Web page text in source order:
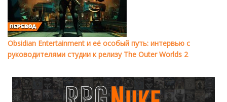
Obsidian Entertainment и её особый путь: интервью с
руководителями студии к релизу The Outer Worlds 2